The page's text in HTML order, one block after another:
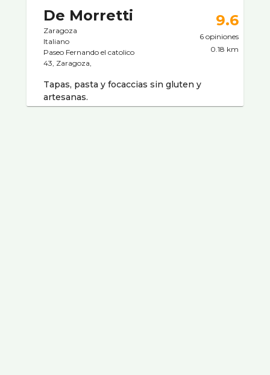
De Morretti
Zaragoza
Italiano
Paseo Fernando el catolico
43, Zaragoza,
9.6
6 opiniones
0.18 km
Tapas, pasta y focaccias sin gluten y
artesanas.